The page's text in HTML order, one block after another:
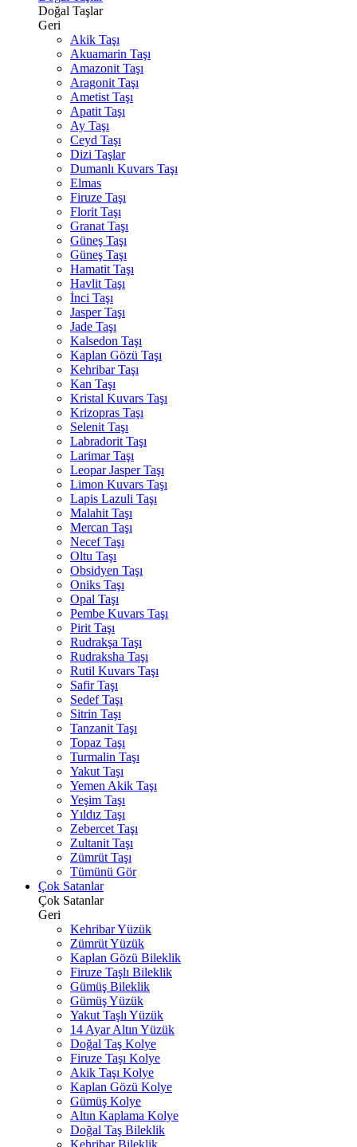
Doğal Taşlar
Geri
Akik Taşı
Akuamarin Taşı
Amazonit Taşı
Aragonit Taşı
Ametist Taşı
Apatit Taşı
Ay Taşı
Ceyd Taşı
Dizi Taşlar
Dumanlı Kuvars Taşı
Elmas
Firuze Taşı
Florit Taşı
Granat Taşı
Güneş Taşı
Güneş Taşı
Hamatit Taşı
Havlit Taşı
İnci Taşı
Jasper Taşı
Jade Taşı
Kalsedon Taşı
Kaplan Gözü Taşı
Kehribar Taşı
Kan Taşı
Kristal Kuvars Taşı
Krizopras Taşı
Selenit Taşı
Labradorit Taşı
Larimar Taşı
Leopar Jasper Taşı
Limon Kuvars Taşı
Lapis Lazuli Taşı
Malahit Taşı
Mercan Taşı
Necef Taşı
Oltu Taşı
Obsidyen Taşı
Oniks Taşı
Opal Taşı
Pembe Kuvars Taşı
Pirit Taşı
Rudrakşa Taşı
Rudraksha Taşı
Rutil Kuvars Taşı
Safir Taşı
Sedef Taşı
Sitrin Taşı
Tanzanit Taşı
Topaz Taşı
Turmalin Taşı
Yakut Taşı
Yemen Akik Taşı
Yeşim Taşı
Yıldız Taşı
Zebercet Taşı
Zultanit Taşı
Zümrüt Taşı
Tümünü Gör
Çok Satanlar
Çok Satanlar
Geri
Kehribar Yüzük
Zümrüt Yüzük
Kaplan Gözü Bileklik
Firuze Taşlı Bileklik
Gümüş Bileklik
Gümüş Yüzük
Yakut Taşlı Yüzük
14 Ayar Altın Yüzük
Doğal Taş Kolye
Firuze Taşı Kolye
Akik Taşı Kolye
Kaplan Gözü Kolye
Gümüş Kolye
Altın Kaplama Kolye
Doğal Taş Bileklik
Kehribar Bileklik